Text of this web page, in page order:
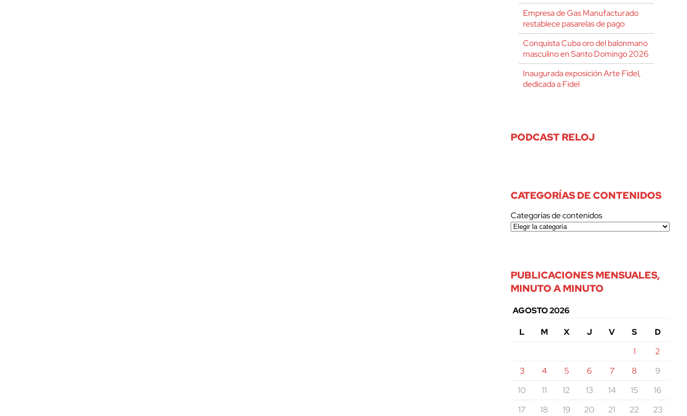
Empresa de Gas Manufacturado
restablece pasarelas de pago
Conquista Cuba oro del balonmano
masculino en Santo Domingo 2026
Inaugurada exposición Arte Fidel,
dedicada a Fidel
PODCAST RELOJ
CATEGORÍAS DE CONTENIDOS
Categorías de contenidos
PUBLICACIONES MENSUALES,
MINUTO A MINUTO
AGOSTO 2026
L
M X J V S
D
1
2
3
4 5 6 7 8
9
10
11 12 13 14 15
16
17
18 19 20 21 22
23